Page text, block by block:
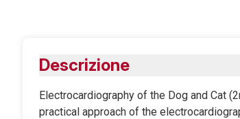
Descrizione
Electrocardiography of the Dog and Cat
practical approach of the